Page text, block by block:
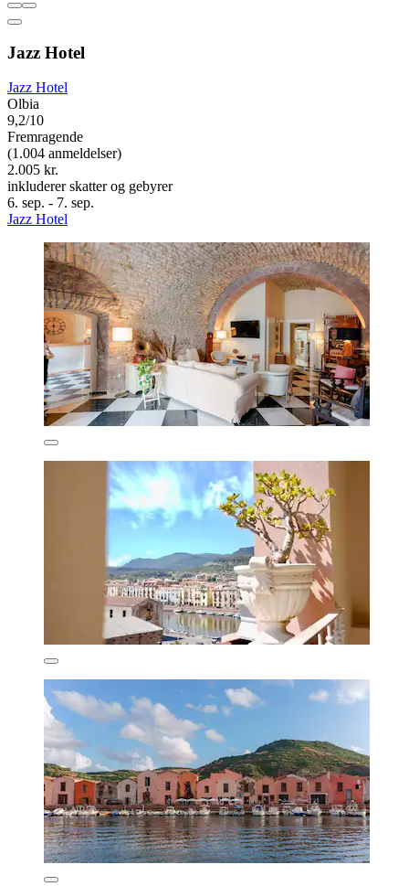
Jazz Hotel
Jazz Hotel
Olbia
9,2/10
Fremragende
(1.004 anmeldelser)
2.005 kr.
inkluderer skatter og gebyrer
6. sep. - 7. sep.
Jazz Hotel